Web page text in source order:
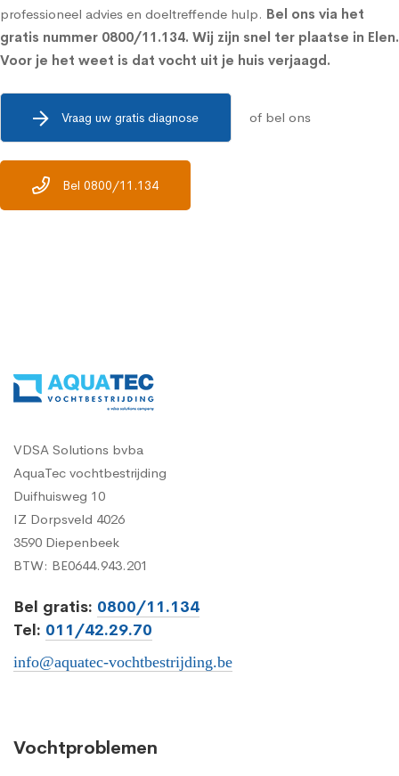
professioneel advies en doeltreffende hulp. Bel ons via het
gratis nummer 0800/11.134. Wij zijn snel ter plaatse in Elen.
Voor je het weet is dat vocht uit je huis verjaagd.
Vraag uw gratis diagnose of bel ons
Bel 0800/11.134
VDSA Solutions bvba
AquaTec vochtbestrijding
Duifhuisweg 10
IZ Dorpsveld 4026
3590 Diepenbeek
BTW: BE0644.943.201
Bel gratis: 0800/11.134
Tel: 011/42.29.70
info@aquatec-vochtbestrijding.be
Vochtproblemen